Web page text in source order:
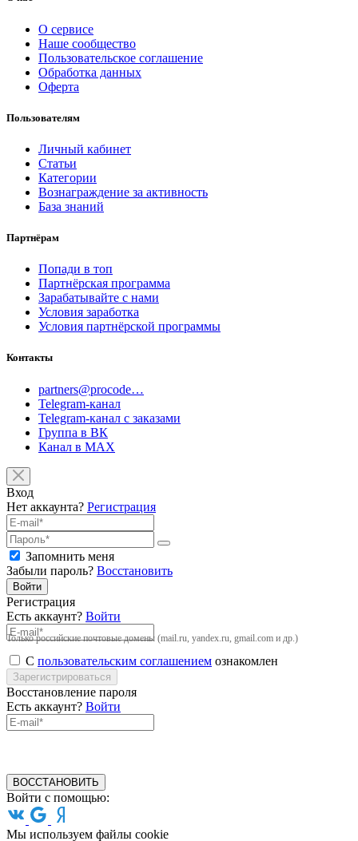
О сервисе
Наше сообщество
Пользовательское соглашение
Обработка данных
Оферта
Пользователям
Личный кабинет
Статьи
Категории
Вознаграждение за активность
База знаний
Партнёрам
Попади в топ
Партнёрская программа
Зарабатывайте с нами
Условия заработка
Условия партнёрской программы
Контакты
partners@procode…
Telegram-канал
Telegram-канал с заказами
Группа в ВК
Канал в MAX
Вход
Нет аккаунта? Регистрация
Запомнить меня
Забыли пароль? Восстановить
Войти
Регистрация
Есть аккаунт? Войти
Только российские почтовые домены (mail.ru, yandex.ru, gmail.com и др.)
С пользовательским соглашением ознакомлен
Зарегистрироваться
Восстановление пароля
Есть аккаунт? Войти
ВОССТАНОВИТЬ
Войти с помощью:
Мы используем файлы cookie